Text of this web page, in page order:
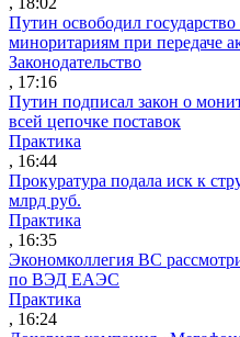
Путин освободил
миноритариям при передаче
Законодательство
, 17:16
Путин подписал закон о
всей цепочке поставок
Практика
, 16:44
Прокуратура подала иск к
млрд руб.
Практика
, 16:35
Экономколлегия ВС
по ВЭД ЕАЭС
Практика
, 16:24